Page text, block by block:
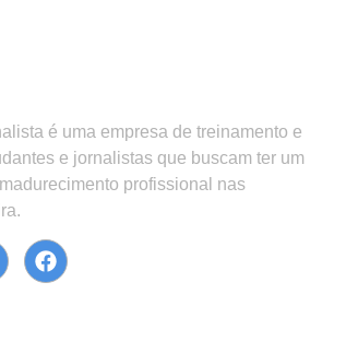
é uma empresa de treinamento e
e jornalistas que buscam ter um
profissional nas